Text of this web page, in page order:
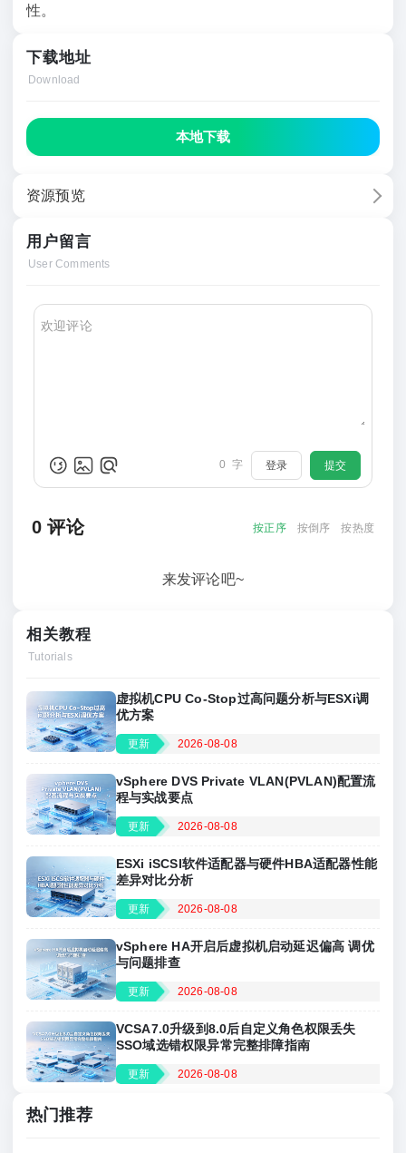
性。
下载地址
Download
本地下载
资源预览
用户留言
User Comments
0 字 登录 提交
0 评论 按正序 按倒序 按热度
来发评论吧~
相关教程
Tutorials
虚拟机CPU Co‑Stop过高问题分析与ESXi调
优方案
更新 2026-08-08
vSphere DVS Private VLAN(PVLAN)配置流
程与实战要点
更新 2026-08-08
ESXi iSCSI软件适配器与硬件HBA适配器性能
差异对比分析
更新 2026-08-08
vSphere HA开启后虚拟机启动延迟偏高 调优
与问题排查
更新 2026-08-08
VCSA7.0升级到8.0后自定义角色权限丢失
SSO域选错权限异常完整排障指南
更新 2026-08-08
热门推荐